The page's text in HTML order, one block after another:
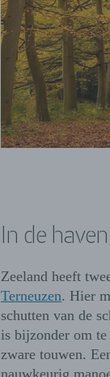
In de haven
Zeeland heeft
Terneuzen. Hier
schutten van de
is bijzonder om
zware touwen.
nauwkeurig